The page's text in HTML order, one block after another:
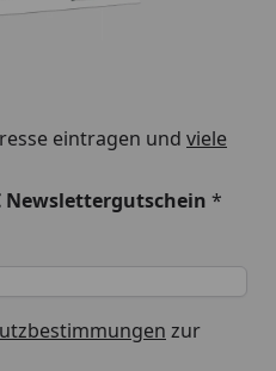
max. 10 bar
ca. 55 mm
eintragen und viele
Newslettergutschein *
zur